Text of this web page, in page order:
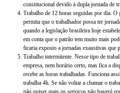
constitucional devido à dupla jornada de
Trabalho de 12 horas seguidas por dia.
permita que o trabalhador possa ter
quando a legislação brasileira hoje
em conta que o patrão tem muito mais
ficaria exposto a jornadas exaustivas que
Trabalho intermitente. Nesse tipo de
empresa, nem horário certo, mas fica a
recebe as horas trabalhadas. Funciona
trabalha 4h. Se não voltar a chamar o
não quiser mais os serviços não haverá